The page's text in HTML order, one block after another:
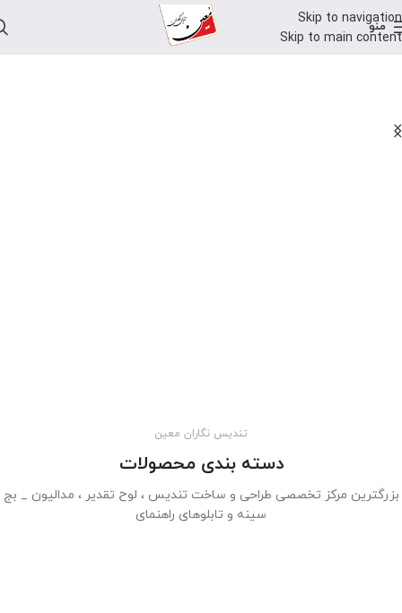
Skip to navigation
Skip to main content
منو
تندیس نگاران معین
دسته بندی محصولات
بزرگترین مرکز تخصصی طراحی و ساخت تندیس ، لوح تقدیر ، مدالیون _ بج
سینه و تابلوهای راهنمای